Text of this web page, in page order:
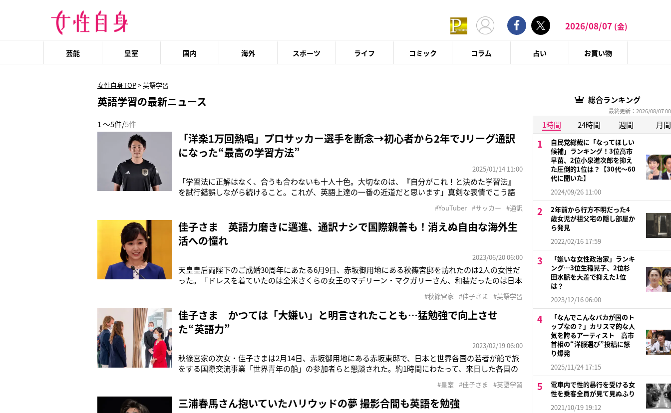
2026/08/07 (金)
芸能 皇室 国内 海外 スポーツ ライフ コミック コラム 占い お買い物
女性自身TOP>英語学習
英語学習の最新ニュース
1 ～5件/5件
「洋楽1万回熱唱」プロサッカー選手を断念→初心者から2年でJリーグ通訳
になった“最高の学習方法”
2025/01/14 11:00
「学習法に正解はなく、合うも合わないも十人十色。大切なのは、『自分がこれ！と決めた学習法』
を試行錯誤しながら続けること。これが、英語上達の一番の近道だと思います」真剣な表情でこう語
訳の酒井龍氏（30）。彼にとって初めての著作となる同書は、英語初学者から通訳者になるまでの英
語学習の軌跡と、オーストラリア
#YouTuber #サッカー #通訳
佳子さま 英語力磨きに邁進、通訳ナシで国際親善も！消えぬ自由な海外生
活への憧れ
2023/06/20 06:00
天皇皇后両陛下のご成婚30周年にあたる6月9日、赤坂御用地にある秋篠宮邸を訪れたのは2人の女性だ
った。「ドレスを着ていたのは全米さくらの女王のマデリーン・マクガリーさん、和装だったのは日本
やかな女性たちの表敬訪問に、終始楽しそうな表情でいらしたそうです」（宮内庁関係者）米国の首
都・ワシントンD.C.では毎
#秋篠宮家 #佳子さま #英語学習
佳子さま かつては「大嫌い」と明言されたことも…猛勉強で向上させ
た“英語力”
2023/02/19 06:00
秋篠宮家の次女・佳子さまは2月14日、赤坂御用地にある赤坂東邸で、日本と世界各国の若者が船で旅
をする国際交流事業「世界青年の船」の参加者らと懇談された。約1時間にわたって、来日した各国の
賓客とも通訳を介さずに英語でお話しされます。昨年10月にはブータンの王女らと、12月にはベルギ
ーのアストリッド王女と、秋篠宮
#皇室 #佳子さま #英語学習
三浦春馬さん抱いていたハリウッドの夢 撮影合間も英語を勉強
総合ランキング
最終更新：2026/08/07
1時間 24時間 週間 月間
自民党総裁に「なってほしい
候補」ランキング！3位高市
早苗、2位小泉進次郎を抑え
た圧倒的1位は？【30代〜60
代に聞いた】
2024/09/26 11:00
2年前から行方不明だった4
歳女児が祖父宅の隠し部屋か
ら発見
2022/02/16 17:59
「嫌いな女性政治家」ランキ
ング…3位生稲晃子、2位杉
田水脈を大差で抑えた1位
は？
2023/12/16 06:00
「なんでこんなバカが国のト
ップなの？」カリスマ的な人
気を誇るアーティスト 高市
首相の“洋服選び”投稿に怒
り爆発
2025/11/24 17:15
電車内で性的暴行を受ける女
性を乗客全員が見て見ぬふり
2021/10/19 19:12